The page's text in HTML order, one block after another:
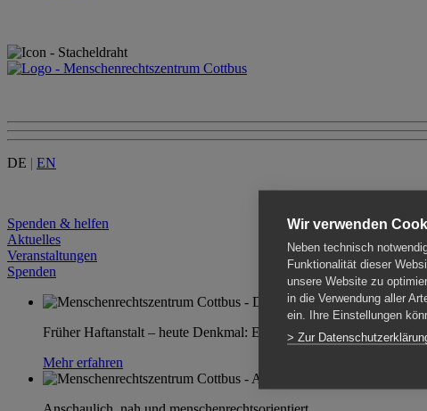
DE | EN
Spenden & helfen
Aktuelles
Veranstaltungen
Spenden
Früher Haftanstalt – heute Denkmal: Einen Ort im Wandel erleben
Mehr erfahren
Wir verwenden
Neben technisch
Funktionalität dieser
unsere Website zu
in die Verwendung aller
ein. Ihre Einstellungen
> Zur